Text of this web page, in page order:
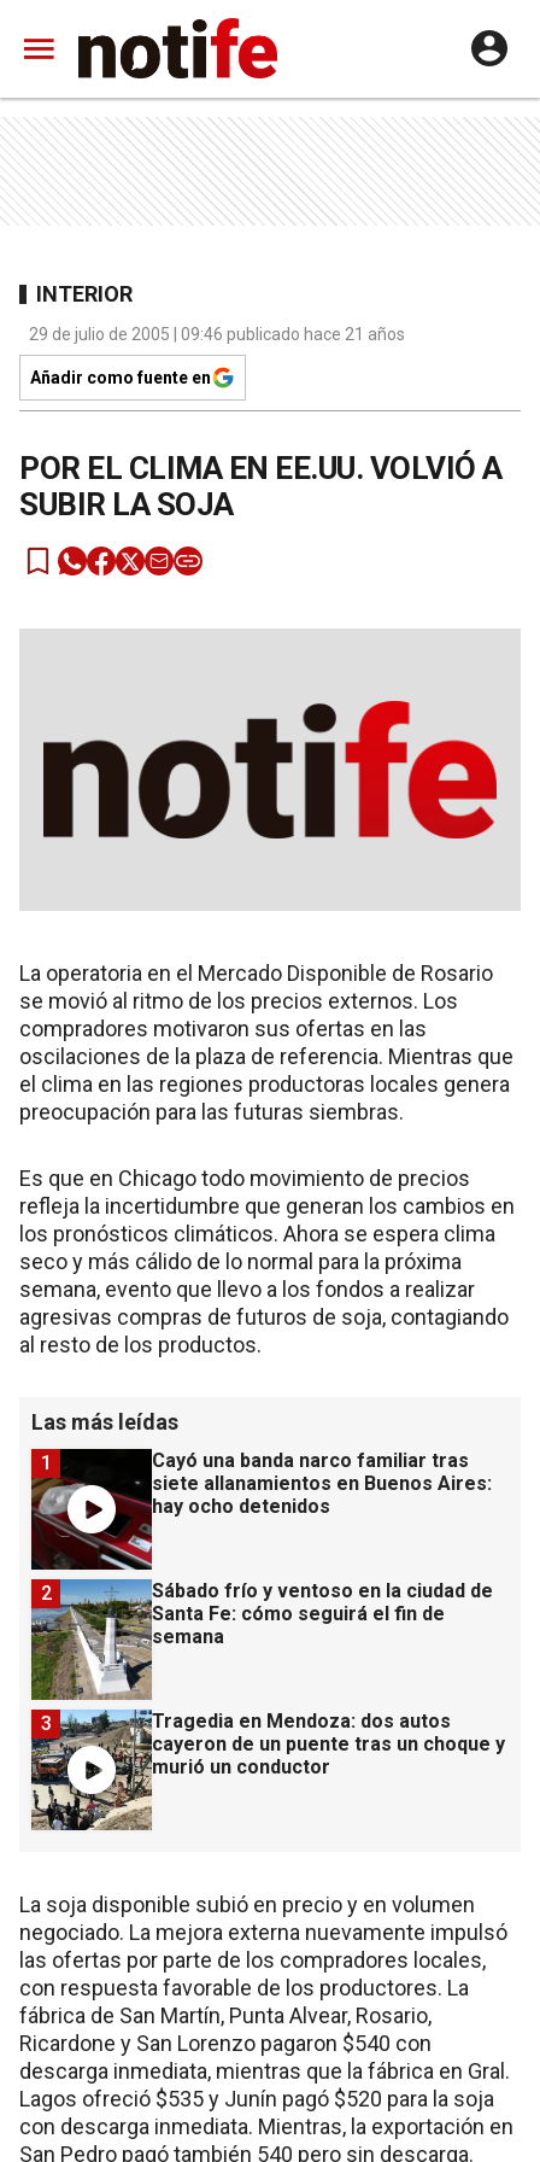
INTERIOR
29 de julio de 2005 | 09:46 publicado hace 21 años
Añadir como fuente en
POR EL CLIMA EN EE.UU. VOLVIÓ A
SUBIR LA SOJA
La operatoria en el Mercado Disponible de Rosario
se movió al ritmo de los precios externos. Los
compradores motivaron sus ofertas en las
oscilaciones de la plaza de referencia. Mientras que
el clima en las regiones productoras locales genera
preocupación para las futuras siembras.
Es que en Chicago todo movimiento de precios
refleja la incertidumbre que generan los cambios en
los pronósticos climáticos. Ahora se espera clima
seco y más cálido de lo normal para la próxima
semana, evento que llevo a los fondos a realizar
agresivas compras de futuros de soja, contagiando
al resto de los productos.
Las más leídas
Cayó una banda narco familiar tras
siete allanamientos en Buenos Aires:
hay ocho detenidos
1
Sábado frío y ventoso en la ciudad de
Santa Fe: cómo seguirá el fin de
semana
2
Tragedia en Mendoza: dos autos
cayeron de un puente tras un choque y
murió un conductor
3
La soja disponible subió en precio y en volumen
negociado. La mejora externa nuevamente impulsó
las ofertas por parte de los compradores locales,
con respuesta favorable de los productores. La
fábrica de San Martín, Punta Alvear, Rosario,
Ricardone y San Lorenzo pagaron $540 con
descarga inmediata, mientras que la fábrica en Gral.
Lagos ofreció $535 y Junín pagó $520 para la soja
con descarga inmediata. Mientras, la exportación en
San Pedro pagó también 540 pero sin descarga.